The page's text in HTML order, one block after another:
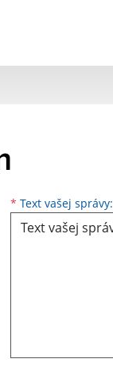
* Text vašej správy: